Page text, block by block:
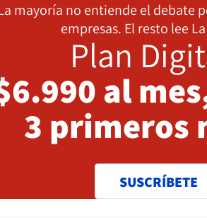
mayoría no entiende el debate
empresas. El resto lee
Plan
al
3 primeros
SUSCRÍBETE